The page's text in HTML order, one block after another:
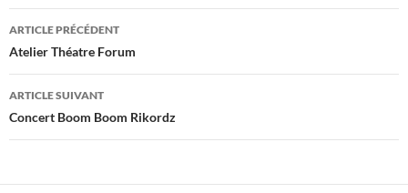
Navigation
des
articles
ARTICLE PRÉCÉDENT
Atelier Théatre Forum
ARTICLE SUIVANT
Concert Boom Boom Rikordz